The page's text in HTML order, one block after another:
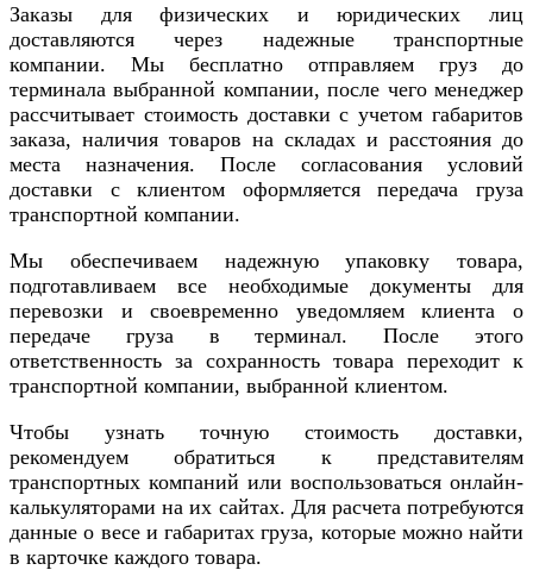
Заказы для физических и юридических лиц
доставляются через надежные транспортные
компании. Мы бесплатно отправляем груз до
терминала выбранной компании, после чего менеджер
рассчитывает стоимость доставки с учетом габаритов
заказа, наличия товаров на складах и расстояния до
места назначения. После согласования условий
доставки с клиентом оформляется передача груза
транспортной компании.
Мы обеспечиваем надежную упаковку товара,
подготавливаем все необходимые документы для
перевозки и своевременно уведомляем клиента о
передаче груза в терминал. После этого
ответственность за сохранность товара переходит к
транспортной компании, выбранной клиентом.
Чтобы узнать точную стоимость доставки,
рекомендуем обратиться к представителям
транспортных компаний или воспользоваться онлайн-
калькуляторами на их сайтах. Для расчета потребуются
данные о весе и габаритах груза, которые можно найти
в карточке каждого товара.